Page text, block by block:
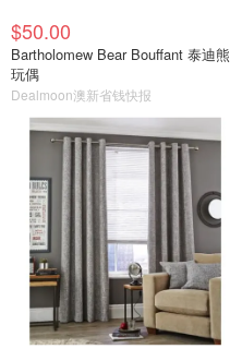
$50.00
Bartholomew Bear Bouffant 泰迪熊
玩偶
Dealmoon澳新省钱快报